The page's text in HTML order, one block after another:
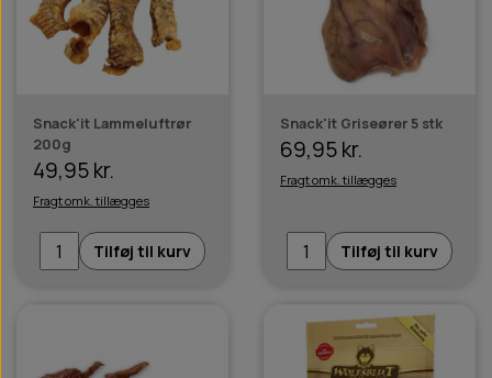
Snack'it Lammeluftrør
200g
49,95 kr.
Fragt omk. tillægges
Tilføj til kurv
Snack'it Griseører 5 stk
69,95 kr.
Fragt omk. tillægges
Tilføj til kurv